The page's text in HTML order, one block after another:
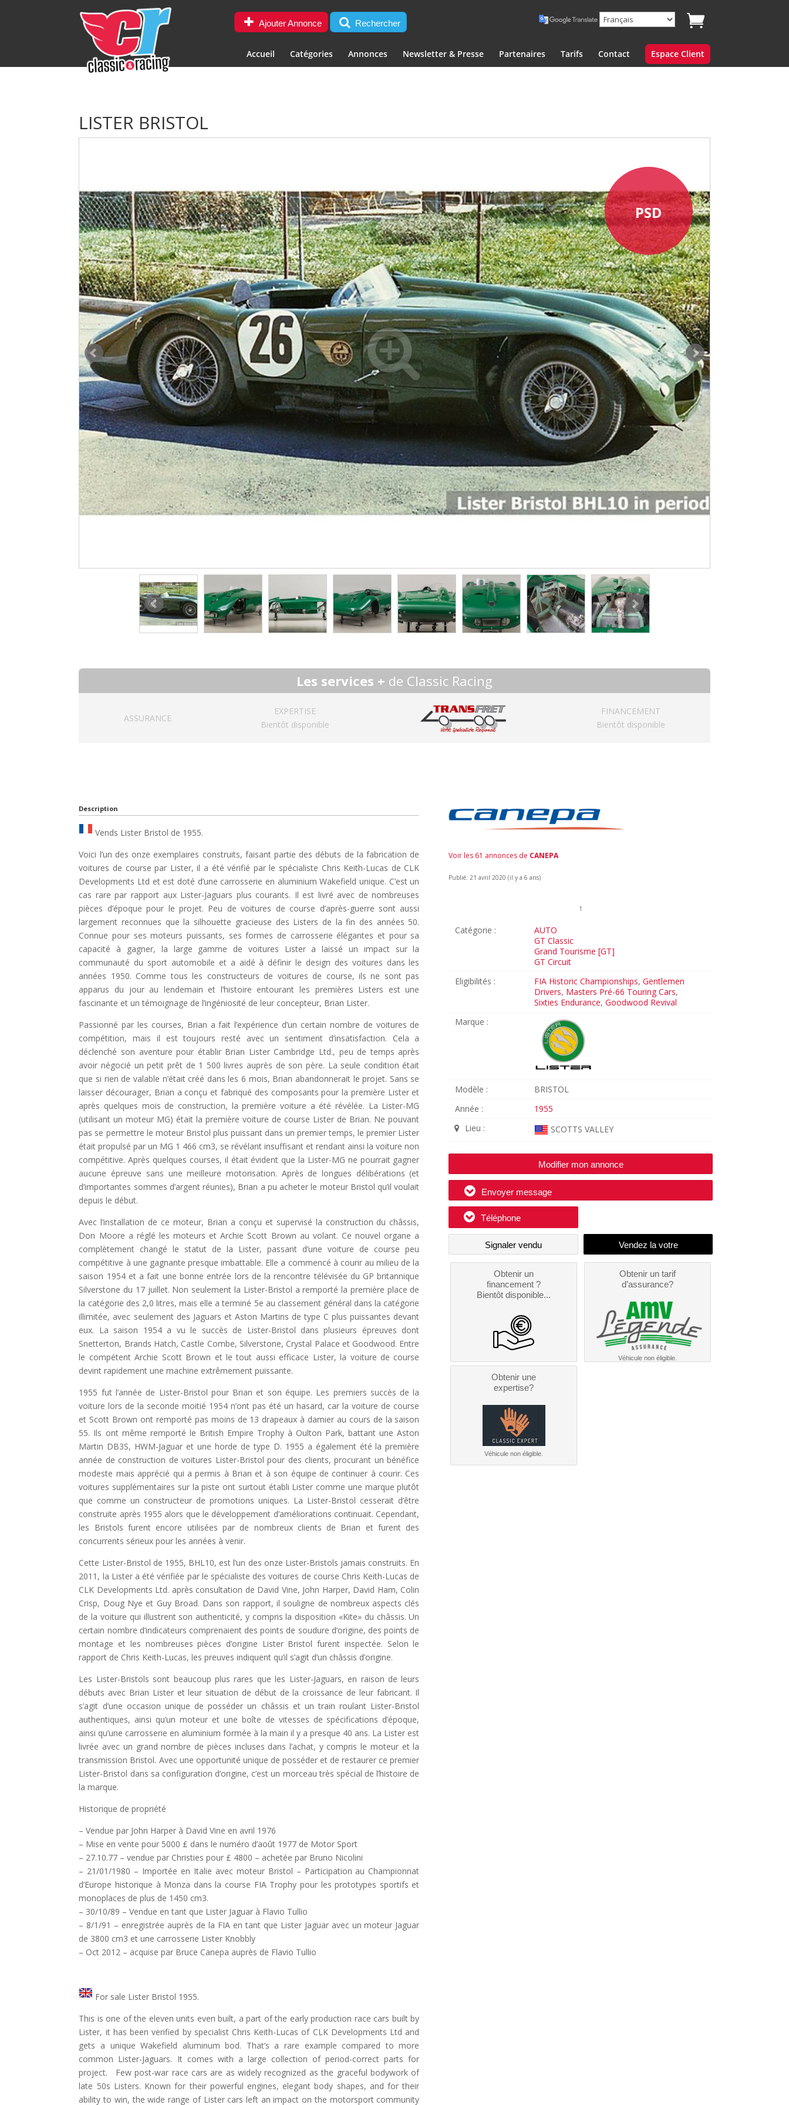
Ajouter Annonce Rechercher
Accueil Catégories Annonces Newsletter & Presse Partenaires Tarifs Contact Espace Client
LISTER BRISTOL
PSD
Les services + de Classic Racing
ASSURANCE
EXPERTISE
Bientôt disponible
FINANCEMENT
Bientôt disponible
Description
Vends Lister Bristol de 1955.
Voici l’un des onze exemplaires construits, faisant partie des débuts de la fabrication de
voitures de course par Lister, il a été vérifié par le spécialiste Chris Keith-Lucas de CLK
Developments Ltd et est doté d’une carrosserie en aluminium Wakefield unique. C’est un
cas rare par rapport aux Lister-Jaguars plus courants. Il est livré avec de nombreuses
pièces d’époque pour le projet. Peu de voitures de course d’après-guerre sont aussi
largement reconnues que la silhouette gracieuse des Listers de la fin des années 50.
Connue pour ses moteurs puissants, ses formes de carrosserie élégantes et pour sa
capacité à gagner, la large gamme de voitures Lister a laissé un impact sur la
communauté du sport automobile et a aidé à définir le design des voitures dans les
années 1950. Comme tous les constructeurs de voitures de course, ils ne sont pas
apparus du jour au lendemain et l’histoire entourant les premières Listers est une
fascinante et un témoignage de l’ingéniosité de leur concepteur, Brian Lister.
Passionné par les courses, Brian a fait l’expérience d’un certain nombre de voitures de
compétition, mais il est toujours resté avec un sentiment d’insatisfaction. Cela a
déclenché son aventure pour établir Brian Lister Cambridge Ltd., peu de temps après
avoir négocié un petit prêt de 1 500 livres auprès de son père. La seule condition était
que si rien de valable n’était créé dans les 6 mois, Brian abandonnerait le projet. Sans se
laisser décourager, Brian a conçu et fabriqué des composants pour la première Lister et
après quelques mois de construction, la première voiture a été révélée. La Lister-MG
(utilisant un moteur MG) était la première voiture de course Lister de Brian. Ne pouvant
pas se permettre le moteur Bristol plus puissant dans un premier temps, le premier Lister
était propulsé par un MG 1 466 cm3, se révélant insuffisant et rendant ainsi la voiture non
compétitive. Après quelques courses, il était évident que la Lister-MG ne pourrait gagner
aucune épreuve sans une meilleure motorisation. Après de longues délibérations (et
d’importantes sommes d’argent réunies), Brian a pu acheter le moteur Bristol qu’il voulait
depuis le début.
Avec l’installation de ce moteur, Brian a conçu et supervisé la construction du châssis,
Don Moore a réglé les moteurs et Archie Scott Brown au volant. Ce nouvel organe a
complètement changé le statut de la Lister, passant d’une voiture de course peu
compétitive à une gagnante presque imbattable. Elle a commencé à courir au milieu de la
saison 1954 et a fait une bonne entrée lors de la rencontre télévisée du GP britannique
Silverstone du 17 juillet. Non seulement la Lister-Bristol a remporté la première place de
la catégorie des 2,0 litres, mais elle a terminé 5e au classement général dans la catégorie
illimitée, avec seulement des Jaguars et Aston Martins de type C plus puissantes devant
eux. La saison 1954 a vu le succès de Lister-Bristol dans plusieurs épreuves dont
Snetterton, Brands Hatch, Castle Combe, Silverstone, Crystal Palace et Goodwood. Entre
le compétent Archie Scott Brown et le tout aussi efficace Lister, la voiture de course
devint rapidement une machine extrêmement puissante.
1955 fut l’année de Lister-Bristol pour Brian et son équipe. Les premiers succès de la
voiture lors de la seconde moitié 1954 n’ont pas été un hasard, car la voiture de course
et Scott Brown ont remporté pas moins de 13 drapeaux à damier au cours de la saison
55. Ils ont même remporté le British Empire Trophy à Oulton Park, battant une Aston
Martin DB3S, HWM-Jaguar et une horde de type D. 1955 a également été la première
année de construction de voitures Lister-Bristol pour des clients, procurant un bénéfice
modeste mais apprécié qui a permis à Brian et à son équipe de continuer à courir. Ces
voitures supplémentaires sur la piste ont surtout établi Lister comme une marque plutôt
que comme un constructeur de promotions uniques. La Lister-Bristol cesserait d’être
construite après 1955 alors que le développement d’améliorations continuait. Cependant,
les Bristols furent encore utilisées par de nombreux clients de Brian et furent des
concurrents sérieux pour les années à venir.
Cette Lister-Bristol de 1955, BHL10, est l’un des onze Lister-Bristols jamais construits. En
2011, la Lister a été vérifiée par le spécialiste des voitures de course Chris Keith-Lucas de
CLK Developments Ltd. après consultation de David Vine, John Harper, David Ham, Colin
Crisp, Doug Nye et Guy Broad. Dans son rapport, il souligne de nombreux aspects clés
de la voiture qui illustrent son authenticité, y compris la disposition «Kite» du châssis. Un
certain nombre d’indicateurs comprenaient des points de soudure d’origine, des points de
montage et les nombreuses pièces d’origine Lister Bristol furent inspectée. Selon le
rapport de Chris Keith-Lucas, les preuves indiquent qu’il s’agit d’un châssis d’origine.
Les Lister-Bristols sont beaucoup plus rares que les Lister-Jaguars, en raison de leurs
débuts avec Brian Lister et leur situation de début de la croissance de leur fabricant. Il
s’agit d’une occasion unique de posséder un châssis et un train roulant Lister-Bristol
authentiques, ainsi qu’un moteur et une boîte de vitesses de spécifications d’époque,
ainsi qu’une carrosserie en aluminium formée à la main il y a presque 40 ans. La Lister est
livrée avec un grand nombre de pièces incluses dans l’achat, y compris le moteur et la
transmission Bristol. Avec une opportunité unique de posséder et de restaurer ce premier
Lister-Bristol dans sa configuration d’origine, c’est un morceau très spécial de l’histoire de
la marque.
Historique de propriété
– Vendue par John Harper à David Vine en avril 1976
– Mise en vente pour 5000 £ dans le numéro d’août 1977 de Motor Sport
– 27.10.77 – vendue par Christies pour £ 4800 – achetée par Bruno Nicolini
– 21/01/1980 – Importée en Italie avec moteur Bristol – Participation au Championnat
d’Europe historique à Monza dans la course FIA ​​Trophy pour les prototypes sportifs et
monoplaces de plus de 1450 cm3.
– 30/10/89 – Vendue en tant que Lister Jaguar à Flavio Tullio
– 8/1/91 – enregistrée auprès de la FIA en tant que Lister Jaguar avec un moteur Jaguar
de 3800 cm3 et une carrosserie Lister Knobbly
– Oct 2012 – acquise par Bruce Canepa auprès de Flavio Tullio
For sale Lister Bristol 1955.
This is one of the eleven units even built, a part of the early production race cars built by
Lister, it has been verified by specialist Chris Keith-Lucas of CLK Developments Ltd and
gets a unique Wakefield aluminum bod. That’s a rare example compared to more
common Lister-Jaguars. It comes with a large collection of period-correct parts for
project. Few post-war race cars are as widely recognized as the graceful bodywork of
late 50s Listers. Known for their powerful engines, elegant body shapes, and for their
ability to win, the wide range of Lister cars left an impact on the motorsport community
Voir les 61 annonces de CANEPA
Publié: 21 avril 2020 (il y a 6 ans)
1
Catégorie :
AUTO
GT Classic
Grand Tourisme [GT]
GT Circuit
Eligibilités :
FIA Historic Championships, Gentlemen
Drivers, Masters Pré-66 Touring Cars,
Sixties Endurance, Goodwood Revival
Marque :
Modèle :
BRISTOL
Année :
1955
Lieu :
SCOTTS VALLEY
Modifier mon annonce
Envoyer message
Téléphone
Signaler vendu
Obtenir un
financement ?
Bientôt disponible...
Obtenir un tarif
d’assurance?
Véhicule non éligible.
Obtenir une
expertise?
Véhicule non éligible.